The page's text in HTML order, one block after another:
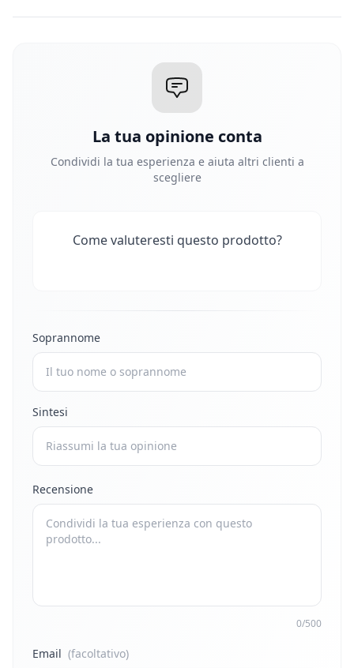
La tua opinione conta
Condividi la tua esperienza e aiuta altri clienti a
scegliere
Come valuteresti questo prodotto?
Soprannome
Sintesi
Recensione
0/500
Email (facoltativo)